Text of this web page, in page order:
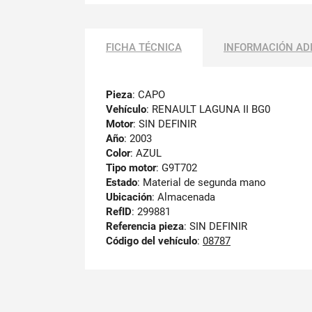
FICHA TÉCNICA INFORMACIÓN
Pieza: CAPO
Vehículo: RENAULT LAGUNA II BG0
Motor: SIN DEFINIR
Año: 2003
Color: AZUL
Tipo motor: G9T702
Estado: Material de segunda mano
Ubicación: Almacenada
RefID: 299881
Referencia pieza: SIN DEFINIR
Código del vehículo: 08787